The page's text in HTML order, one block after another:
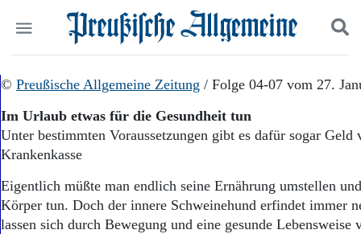
Politik
Wirtschaft
Panorama
Geschichte
Ostpreußen
Pommern
Suchen und finden
© Preußische Allgemeine Zeitung / Folge 04-07 vom 27.
Im Urlaub etwas für die Gesundheit tun
Unter bestimmten Voraussetzungen gibt es dafür sogar Geld
Krankenkasse
Eigentlich müßte man endlich seine Ernährung umstellen
Körper tun. Doch der innere Schweinehund erfindet immer
lassen sich durch Bewegung und eine gesunde Lebensweise